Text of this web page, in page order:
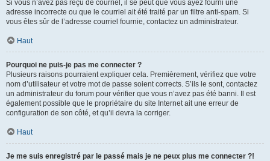
Si vous n’avez pas reçu de courriel, il se peut que vous ayez fourni une
adresse incorrecte ou que le courriel ait été traité par un filtre anti-spam. Si
vous êtes sûr de l’adresse courriel fournie, contactez un administrateur.
Haut
Pourquoi ne puis-je pas me connecter ?
Plusieurs raisons pourraient expliquer cela. Premièrement, vérifiez que votre
nom d’utilisateur et votre mot de passe soient corrects. S’ils le sont, contactez
un administrateur du forum pour vérifier que vous n’avez pas été banni. Il est
également possible que le propriétaire du site Internet ait une erreur de
configuration de son côté, et qu’il devra la corriger.
Haut
Je me suis enregistré par le passé mais je ne peux plus me connecter ?!